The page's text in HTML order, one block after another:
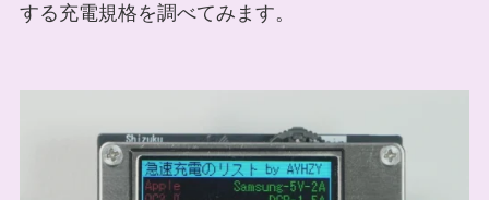
する充電規格を調べてみます。